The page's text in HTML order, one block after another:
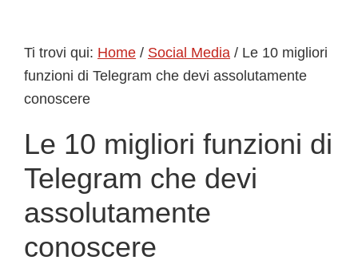
web
Ti trovi qui: Home / Social Media / Le 10 migliori
funzioni di Telegram che devi assolutamente
conoscere
Le 10 migliori funzioni di
Telegram che devi
assolutamente
conoscere